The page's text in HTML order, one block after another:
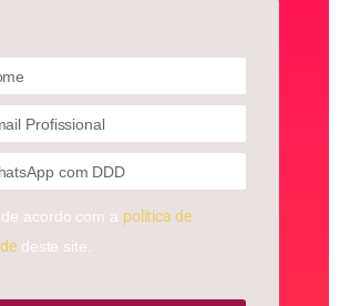
acordo com a política de
deste site.